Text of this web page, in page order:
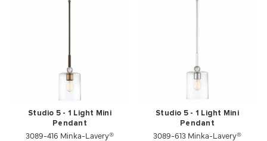
Studio 5 - 1 Light Mini
Pendant
3089-416 Minka-Lavery®
Studio 5 - 1 Light Mini
Pendant
3089-613 Minka-Lavery®